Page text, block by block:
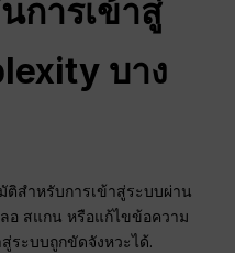
การเข้าสู่
บาง
ติสำหรับการเข้าสู่ระบบผ่าน
อ สแกน หรือแก้ไขข้อความ
ระบบถูกขัดจังหวะได้.